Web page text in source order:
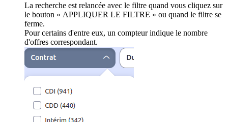
La recherche est relancée avec le filtre quand vous cliquez sur
le bouton « APPLIQUER LE FILTRE » ou quand le filtre se
ferme.
Pour certains d'entre eux, un compteur indique le nombre
d'offres correspondant.